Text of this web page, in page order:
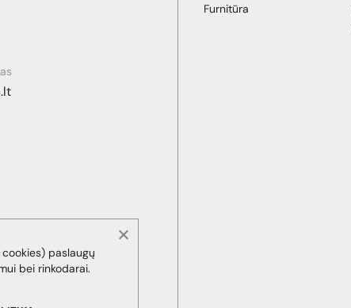
Furnitūra
paslaugų
bei rinkodarai.